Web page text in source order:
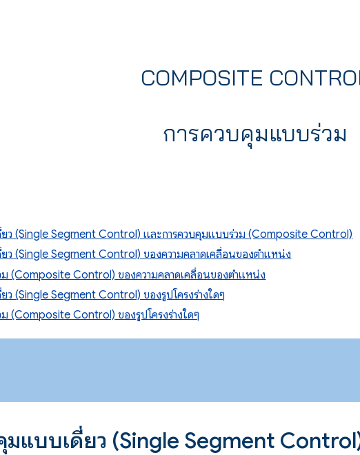
COMPOSITE
การควบคุมแบบร่วม
ยว (Single Segment Control) และการควบคุมแบบร่วม (Composite Control)
ว (Single Segment Control) ของความคลาดเคลื่อนของตำแหน่ง
(Composite Control) ของความคลาดเคลื่อนของตำแหน่ง
ว (Single Segment Control) ของรูปโครงร่างใดๆ
(Composite Control) ของรูปโครงร่างใดๆ
มแบบเดี่ยว (Single Segment